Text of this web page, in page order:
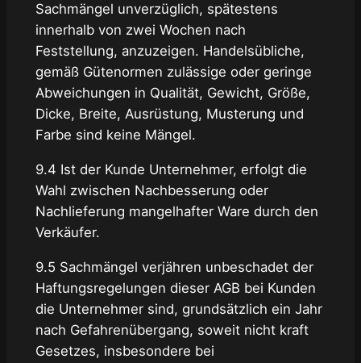
Sachmängel unverzüglich, spätestens
innerhalb von zwei Wochen nach
Feststellung, anzuzeigen. Handelsübliche,
gemäß Gütenormen zulässige oder geringe
Abweichungen in Qualität, Gewicht, Größe,
Dicke, Breite, Ausrüstung, Musterung und
Farbe sind keine Mängel.
9.4 Ist der Kunde Unternehmer, erfolgt die
Wahl zwischen Nachbesserung oder
Nachlieferung mangelhafter Ware durch den
Verkäufer.
9.5 Sachmängel verjähren unbeschadet der
Haftungsregelungen dieser AGB bei Kunden
die Unternehmer sind, grundsätzlich ein Jahr
nach Gefahrenübergang, soweit nicht kraft
Gesetzes, insbesondere bei